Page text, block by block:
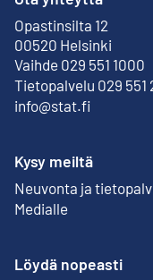
Opastinsilta 12
00520 Helsinki
Ulkoinen linkki
Vaihde 029 551 1000
Tietopalvelu 029 551
info@stat.fi
Kysy meiltä
Neuvonta ja
Medialle
Löydä nopeasti